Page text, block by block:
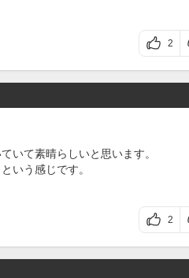
2
いて素晴らしいと思います。
いう感じです。
2